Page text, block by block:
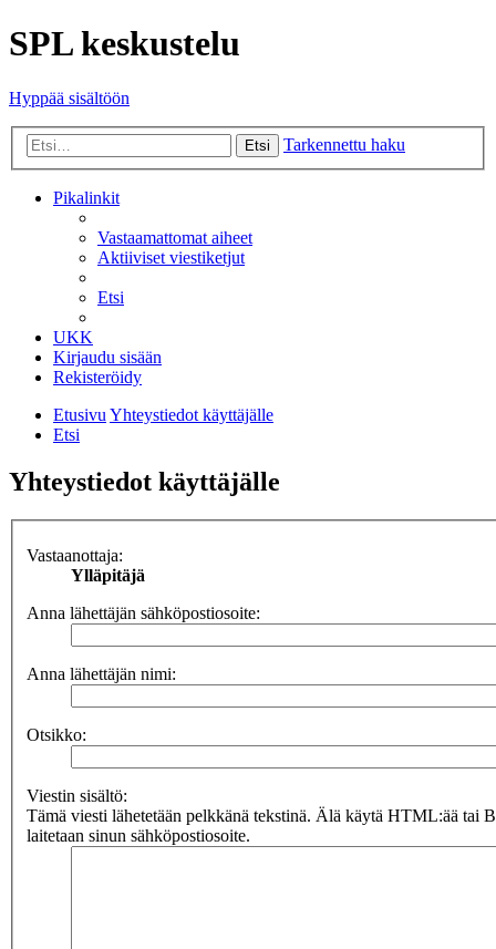
SPL keskustelu
Hyppää sisältöön
Etsi Tarkennettu haku
Pikalinkit
Vastaamattomat aiheet
Aktiiviset viestiketjut
Etsi
UKK
Kirjaudu sisään
Rekisteröidy
EtusivuYhteystiedot käyttäjälle
Etsi
Yhteystiedot käyttäjälle
Vastaanottaja:
Ylläpitäjä
Anna lähettäjän sähköpostiosoite:
Anna lähettäjän nimi:
Otsikko:
Viestin sisältö:
Tämä viesti lähetetään pelkkänä tekstinä. Älä käytä HTML:ää tai
laitetaan sinun sähköpostiosoite.